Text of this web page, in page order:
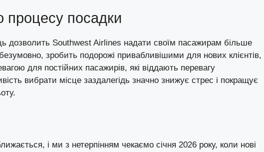
процесу посадки
дозволить Southwest Airlines надати своїм пасажирам більше
зробить подорожі привабливішими для нових клієнтів,
для постійних пасажирів, які віддають перевагу
вибрати місце заздалегідь значно знижує стрес і покращує
і ми з нетерпінням чекаємо січня 2026 року, коли нові